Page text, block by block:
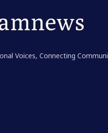
Voices, Connecting